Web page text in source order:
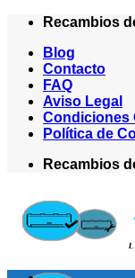
Saltar
contenido
Recambios
Blog
Contacto
FAQ
Aviso Legal
Condiciones
Política de
Recambios